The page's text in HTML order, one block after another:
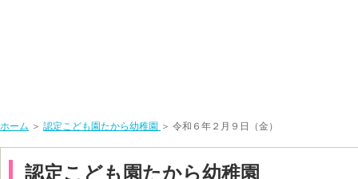
ホーム ＞ 認定こども園たから幼稚園 ＞ 令和６年２月９日（金）
認定こども園たから幼稚園